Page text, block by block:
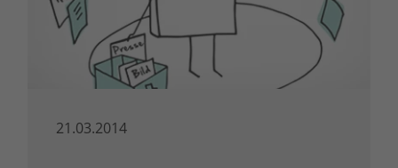
21.03.2014